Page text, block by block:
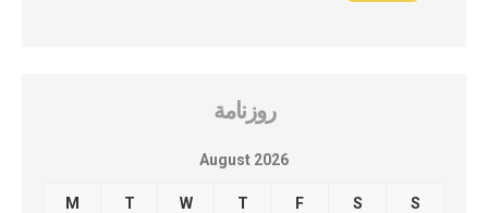
روزنامة
August 2026
M T W T F S S